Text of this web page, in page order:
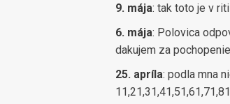
9. mája: tak toto je v
6. mája: Polovica
dakujem za pochopenie
25. apríla: podla mna